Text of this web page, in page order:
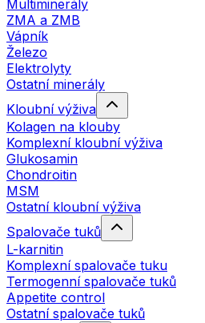
Multiminerály
ZMA a ZMB
Vápník
Železo
Elektrolyty
Ostatní minerály
Kloubní výživa
Kolagen na klouby
Komplexní kloubní výživa
Glukosamin
Chondroitin
MSM
Ostatní kloubní výživa
Spalovače tuků
L-karnitin
Komplexní spalovače tuku
Termogenní spalovače tuků
Appetite control
Ostatní spalovače tuků